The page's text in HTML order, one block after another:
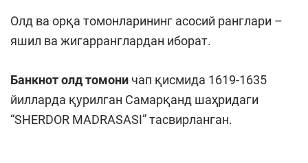
Олд ва орқа томонларининг асосий ранглари –
яшил ва жигарранглардан иборат.
Банкнот олд томони чап қисмида 1619-1635
йилларда қурилган Самарқанд шаҳридаги
“SHERDOR MADRASASI” тасвирланган.